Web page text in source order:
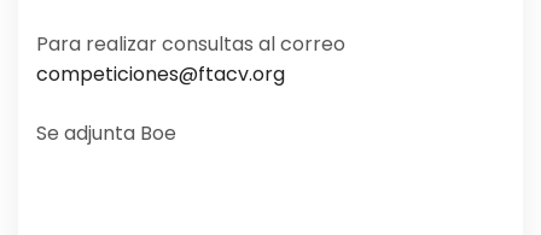
Para realizar consultas al correo
competiciones@ftacv.org
Se adjunta Boe